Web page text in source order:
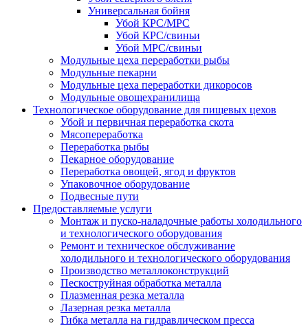
Универсальная бойня
Убой КРС/МРС
Убой КРС/свиньи
Убой МРС/свиньи
Модульные цеха переработки рыбы
Модульные пекарни
Модульные цеха переработки дикоросов
Модульные овощехранилища
Технологическое оборудование для пищевых цехов
Убой и первичная переработка скота
Мясопереработка
Переработка рыбы
Пекарное оборудование
Переработка овощей, ягод и фруктов
Упаковочное оборудование
Подвесные пути
Предоставляемые услуги
Монтаж и пуско-наладочные работы холодильного
и технологического оборудования
Ремонт и техническое обслуживание
холодильного и технологического оборудования
Производство металлоконструкций
Пескоструйная обработка металла
Плазменная резка металла
Лазерная резка металла
Гибка металла на гидравлическом пресса